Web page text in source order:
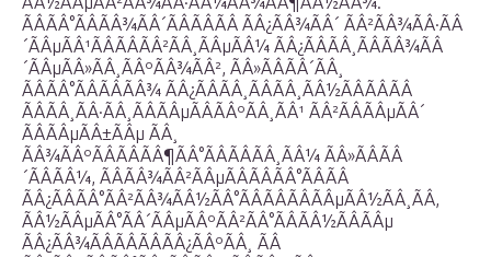
ÃÂÃÂ°ÃÂÃÂ¾ÃÂ´ÃÂÃÂÃÂ ÃÂ¿ÃÂ¾ÃÂ´ ÃÂ²ÃÂ¾ÃÂ·ÃÂ
´ÃÂµÃÂ¹ÃÂÃÂÃÂ²ÃÂ¸ÃÂµÃÂ¼ ÃÂ¿ÃÂÃÂ¸ÃÂÃÂ¾ÃÂ
´ÃÂµÃÂ»ÃÂ¸ÃÂºÃÂ¾ÃÂ², ÃÂ»ÃÂÃÂ´ÃÂ¸
ÃÂÃÂ°ÃÂÃÂÃÂ¾ ÃÂ¿ÃÂÃÂ¸ÃÂÃÂ¸ÃÂ½ÃÂÃÂÃÂ
ÃÂÃÂ¸ÃÂ·ÃÂ¸ÃÂÃÂµÃÂÃÂºÃÂ¸ÃÂ¹ ÃÂ²ÃÂÃÂµÃÂ´
ÃÂÃÂµÃÂ±ÃÂµ ÃÂ¸
ÃÂ¾ÃÂºÃÂÃÂÃÂ¶ÃÂ°ÃÂÃÂÃÂ¸ÃÂ¼ ÃÂ»ÃÂÃÂ
´ÃÂÃÂ¼, ÃÂÃÂ¾ÃÂ²ÃÂµÃÂÃÂÃÂ°ÃÂÃÂ
ÃÂ¿ÃÂÃÂ°ÃÂ²ÃÂ¾ÃÂ½ÃÂ°ÃÂÃÂÃÂÃÂµÃÂ½ÃÂ¸ÃÂ,
ÃÂ½ÃÂµÃÂ°ÃÂ´ÃÂµÃÂºÃÂ²ÃÂ°ÃÂÃÂ½ÃÂÃÂµ
ÃÂ¿ÃÂ¾ÃÂÃÂÃÂÃÂ¿ÃÂºÃÂ¸ ÃÂ